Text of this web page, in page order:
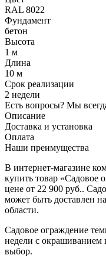
RAL 8022
Фундамент
бетон
Высота
1 м
Длина
10 м
Срок реализации
2 недели
Есть вопросы? Мы
Описание
Доставка и установка
Оплата
Наши преимущества
В интернет-магазине
купить товар «Садовое
цене от 22 900 руб..
может быть доставлен
области.
Садовое ограждение
недели с окрашиванием
выбор.